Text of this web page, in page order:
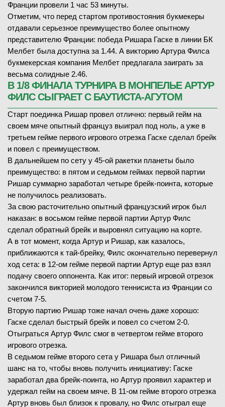
Франции провели 1 час 53 минуты.
Отметим, что перед стартом противостояния букмекеры
отдавали серьезное преимущество более опытному
представителю Франции: победа Ришара Гаске в линии БК
Мелбет была доступна за 1.44. А викторию Артура Филса
букмекерская компания Мелбет предлагала заиграть за
весьма солидные 2.46.
В 1/8 ФИНАЛА ТУРНИРА В МОНПЕЛЬЕ АРТУР
ФИЛС СЫГРАЕТ С БАУТИСТА-АГУТОМ
Старт поединка Ришар провел отлично: первый гейм на
своем мяче опытный француз выиграл под ноль, а уже в
третьем гейме первого игрового отрезка Гаске сделал брейк
и повел с преимуществом.
В дальнейшем по сету у 45-ой ракетки планеты было
преимущество: в пятом и седьмом геймах первой партии
Ришар суммарно заработал четыре брейк-поинта, которые
не получилось реализовать.
За свою расточительно опытный французский игрок был
наказан: в восьмом гейме первой партии Артур Филс
сделал обратный брейк и выровнял ситуацию на корте.
А в тот момент, когда Артур и Ришар, как казалось,
приближаются к тай-брейку, Филс окончательно перевернул
ход сета: в 12-ом гейме первой партии Артур еще раз взял
подачу своего оппонента. Как итог: первый игровой отрезок
закончился викторией молодого теннисиста из Франции со
счетом 7-5.
Вторую партию Ришар тоже начал очень даже хорошо:
Гаске сделал быстрый брейк и повел со счетом 2-0.
Отыграться Артур Филс смог в четвертом гейме второго
игрового отрезка.
В седьмом гейме второго сета у Ришара был отличный
шанс на то, чтобы вновь получить инициативу: Гаске
заработал два брейк-поинта, но Артур проявил характер и
удержал гейм на своем мяче. В 11-ом гейме второго отрезка
Артур вновь был близок к провалу, но Филс отыграл еще